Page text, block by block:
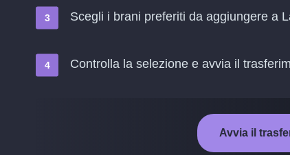
Scegli i brani preferiti da aggiungere a
Controlla la selezione e avvia il
Avvia il